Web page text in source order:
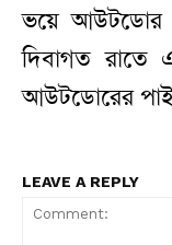
ভয়ে আউটডোর
দিবাগত
আউটডোরের
LEAVE A REPLY